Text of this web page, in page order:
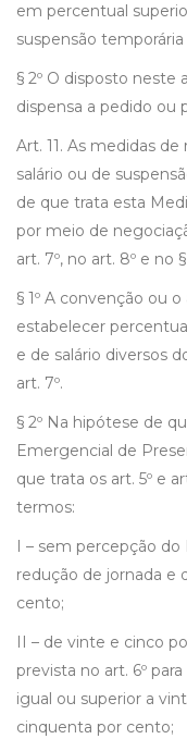
em percentual
suspensão
§ 2º O disposto neste
dispensa a pedido ou
Art. 11. As medidas
salário ou de
de que trata esta
por meio de
art. 7º, no art. 8º e no
§ 1º A convenção ou
estabelecer
e de salário diversos
art. 7º.
§ 2º Na hipótese de
Emergencial de
que trata os art. 5º e
termos:
I – sem percepção
redução de jornada e
cento;
II – de vinte e cinco
prevista no art. 6º
igual ou superior a
cinquenta por cento;